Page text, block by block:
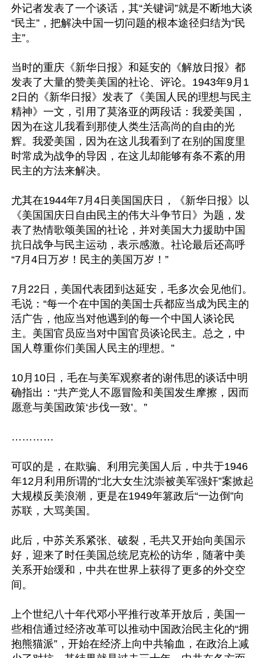
外记者发表了一个谈话，其“关键词”就是不断地大谈
“民主”，把解决中国一切问题的根本途径归结为“民
主”。
当时的重庆《新华日报》和延安的《解放日报》都
发表了大量的赞美美国的社论、评论。1943年9月1
2日的《新华日报》发表了《美国人民的理想与民主
精神》一文，引用了莫洛亚的两段话：我爱美国，
因为在这儿我看到那使人类生活高尚的自由的光
辉。我爱美国，因为在这儿我看到了在别的国度里
时常成为战争的导因，在这儿却能够有条不紊的用
民主的方法来解决。
尤其在1944年7月4日美国国庆日，《新华日报》以
《美国国庆日自由民主的伟大斗争节日》为题，发
表了热情歌颂美国的社论，并对美国大力援助中国
抗日战争与民主运动，表示感激。社论最后还高呼
“7月4日万岁！民主的美国万岁！”
7月22日，美国代表团到达延安，毛多次会见他们。
毛说：“每一个在中国的美国士兵都应当成为民主的
活广告，他应当对他遇到的每一个中国人谈论民
主。美国官员应当对中国官员谈论民主。总之，中
国人尊重你们美国人民主的理想。”
10月10日，毛在与美军观察者的谢伟思的谈话中明
确指出：“共产党人不愿冒险和美国发生摩擦，因而
愿意与美国政策‘步伐一致’。”
…………
可叹的是，在欺骗、利用完美国人后，中共于1946
年12月利用所谓的“北大女生沈崇被美军强奸”案掀起
大规模反美浪潮，更是在1949年篡政后“一边倒”向
苏联，大骂美国。
此后，中苏关系紧张、破裂，毛共又开始向美国示
好，迎来了时任美国总统尼克松的访华，随著中美
关系开始缓和，中共在世界上获得了更多的外交空
间。
上个世纪八十年代邓小平推行改革开放后，美国一
些相信通过经济改革可以推动中国政治民主化的“拥
抱熊猫派”，开始在经济上向中共输血，在政治上减